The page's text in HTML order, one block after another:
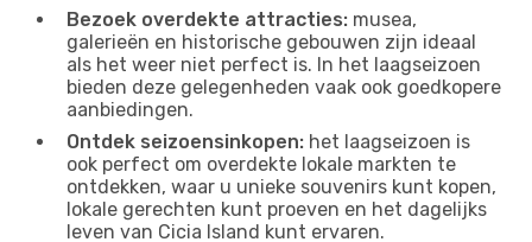
Bezoek overdekte attracties: musea,
galerieën en historische gebouwen zijn ideaal
als het weer niet perfect is. In het laagseizoen
bieden deze gelegenheden vaak ook goedkopere
aanbiedingen.
Ontdek seizoensinkopen: het laagseizoen is
ook perfect om overdekte lokale markten te
ontdekken, waar u unieke souvenirs kunt kopen,
lokale gerechten kunt proeven en het dagelijks
leven van Cicia Island kunt ervaren.